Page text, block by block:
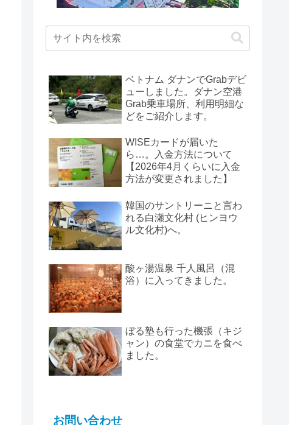
ベトナム ダナンでGrabデビ
ューしました。ダナン空港
Grab乗車場所、利用明細な
どをご紹介します。
WISEカードが届いた
ら…。入金方法について
【2026年4月くらいに入金
方法が変更されました】
韓国のサントリーニと言わ
れる白瀬文化村 (ヒンヨウ
ル文化村)へ。
酸ヶ湯温泉 千人風呂（混
浴）に入ってきました。
ぼる塾も行った機張（キジ
ャン）の食堂でカニを食べ
ました。
お問い合わせ